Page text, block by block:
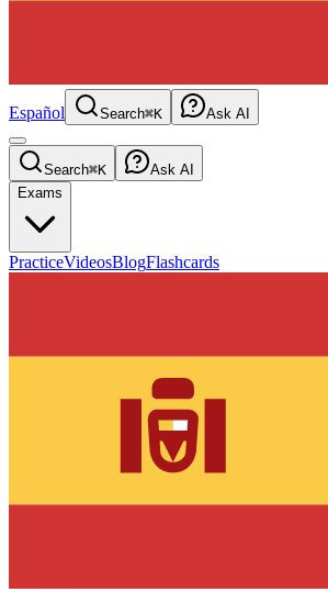
Español Search⌘K Ask AI
Search⌘K
Ask AI
Exams
PracticeVideosBlogFlashcards